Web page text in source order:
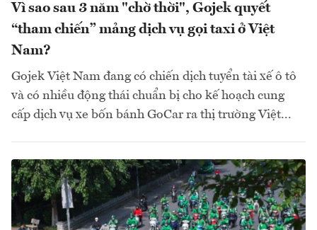
Vì sao sau 3 năm "chờ thời", Gojek quyết
“tham chiến” mảng dịch vụ gọi taxi ở Việt
Nam?
Gojek Việt Nam đang có chiến dịch tuyển tài xế ô tô
và có nhiều động thái chuẩn bị cho kế hoạch cung
cấp dịch vụ xe bốn bánh GoCar ra thị trường Việt...